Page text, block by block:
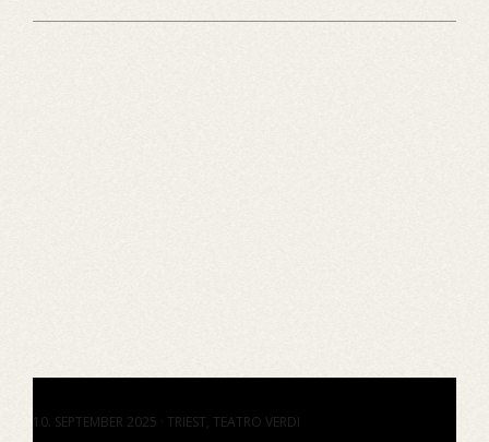
10. SEPTEMBER 2025 · TRIEST, TEATRO VERDI